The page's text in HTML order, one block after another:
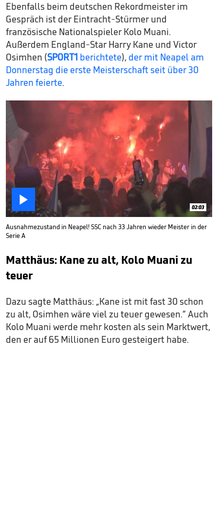
Ebenfalls beim deutschen Rekordmeister im
Gespräch ist der Eintracht-Stürmer und
französische Nationalspieler Kolo Muani.
Außerdem England-Star Harry Kane und Victor
Osimhen (SPORT1 berichtete), der mit Neapel am
Donnerstag die erste Meisterschaft seit über 30
Jahren feierte.
 02:03
Ausnahmezustand in Neapel! SSC nach 33 Jahren wieder Meister in der
Serie A
Matthäus: Kane zu alt, Kolo Muani zu
teuer
Dazu sagte Matthäus: „Kane ist mit fast 30 schon
zu alt, Osimhen wäre viel zu teuer gewesen.“ Auch
Kolo Muani werde mehr kosten als sein Marktwert,
den er auf 65 Millionen Euro gesteigert habe.